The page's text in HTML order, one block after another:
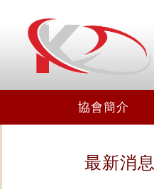
協會簡介
最新消息